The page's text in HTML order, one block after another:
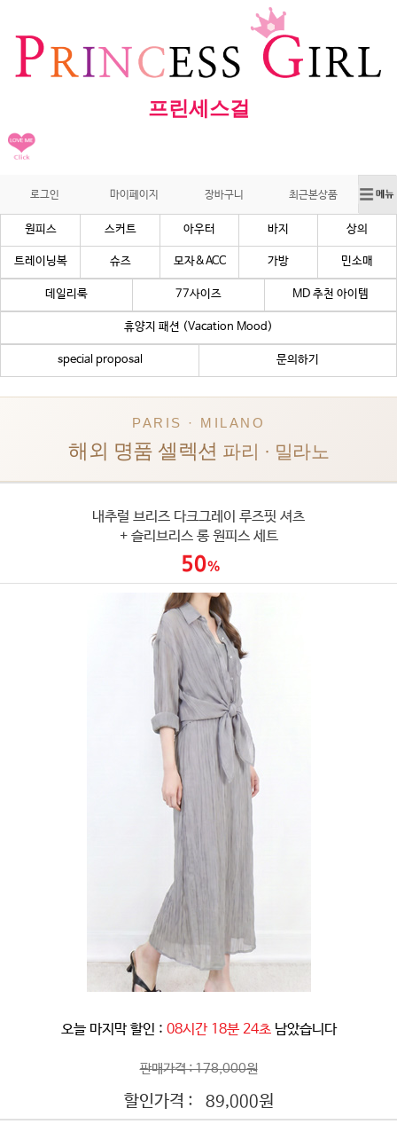
프린세스걸
로그인 마이페이지 장바구니 최근본상품
원피스 스커트 아우터 바지 상의
트레이닝복 슈즈 모자&ACC 가방 민소매
데일리룩 77사이즈 MD 추천 아이템
휴양지 패션 (Vacation Mood)
special proposal 문의하기
PARIS · MILANO
해외 명품 셀렉션 파리 · 밀라노
내추럴 브리즈 다크그레이 루즈핏 셔츠
+ 슬리브리스 롱 원피스 세트
오늘 마지막 할인 : 08시간 18분 21초 남았습니다
판매가격 : 178,000원
할인가격 : 89,000원